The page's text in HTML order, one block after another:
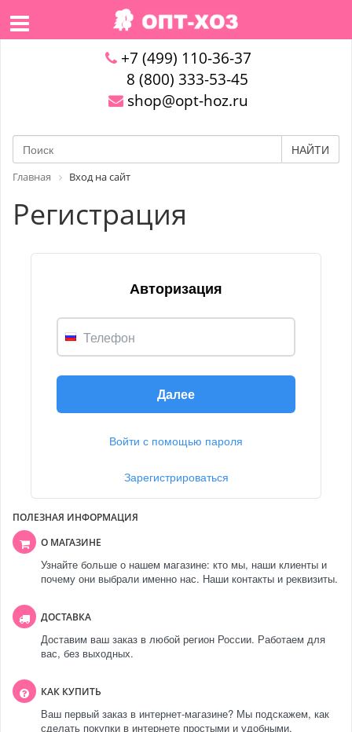
+7 (499) 110-36-37
8 (800) 333-53-45
shop@opt-hoz.ru
НАЙТИ
Главная Вход на сайт
Регистрация
Авторизация
Телефон
Далее
Войти с помощью пароля
Зарегистрироваться
ПОЛЕЗНАЯ ИНФОРМАЦИЯ
О МАГАЗИНЕ
Узнайте больше о нашем магазине: кто мы, наши клиенты и
почему они выбрали именно нас. Наши контакты и реквизиты.
ДОСТАВКА
Доставим ваш заказ в любой регион России. Работаем для
вас, без выходных.
КАК КУПИТЬ
Ваш первый заказ в интернет-магазине? Мы подскажем, как
сделать покупки в интернете простыми и удобными.